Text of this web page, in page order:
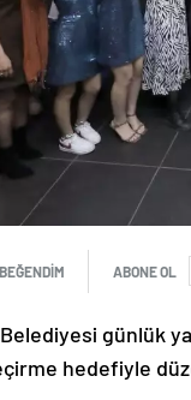
BEĞENDİM ABONE OL
Belediyesi günlük
hedefiyle